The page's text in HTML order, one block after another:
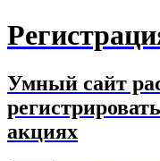
Умный сайт
акциях